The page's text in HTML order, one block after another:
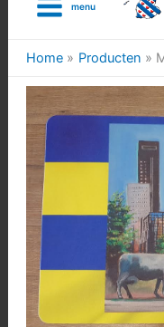
inhoud
menu
Home Producten